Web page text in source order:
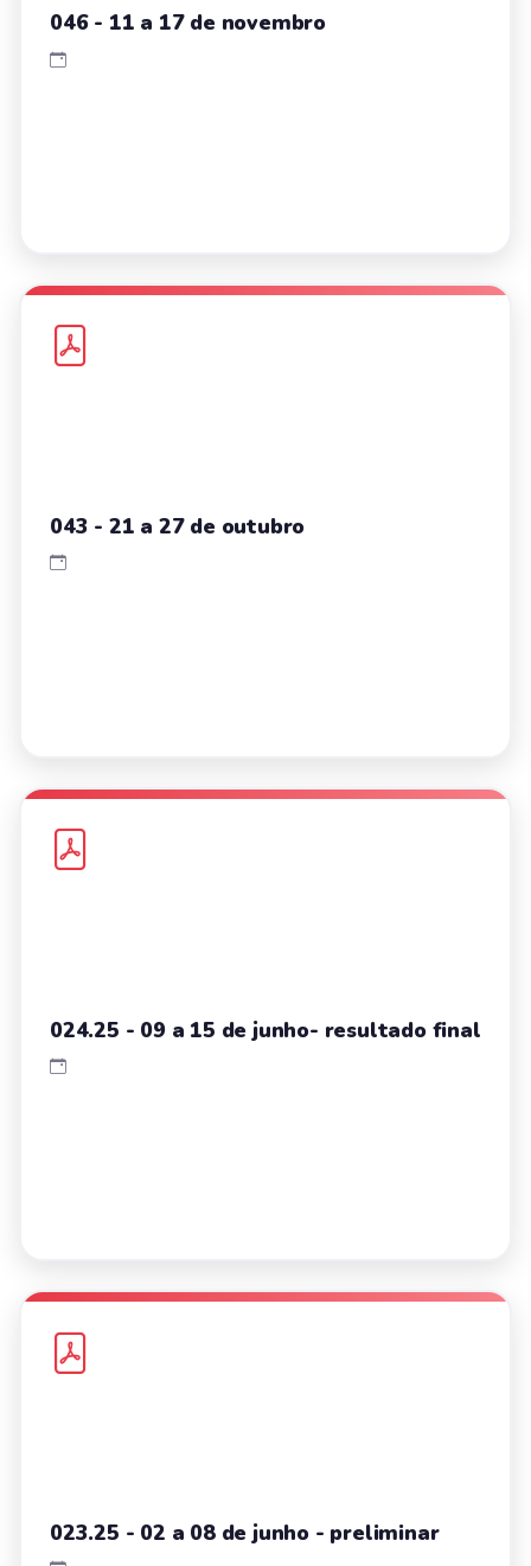
046 - 11 a 17 de novembro
043 - 21 a 27 de outubro
024.25 - 09 a 15 de junho- resultado final
023.25 - 02 a 08 de junho - preliminar